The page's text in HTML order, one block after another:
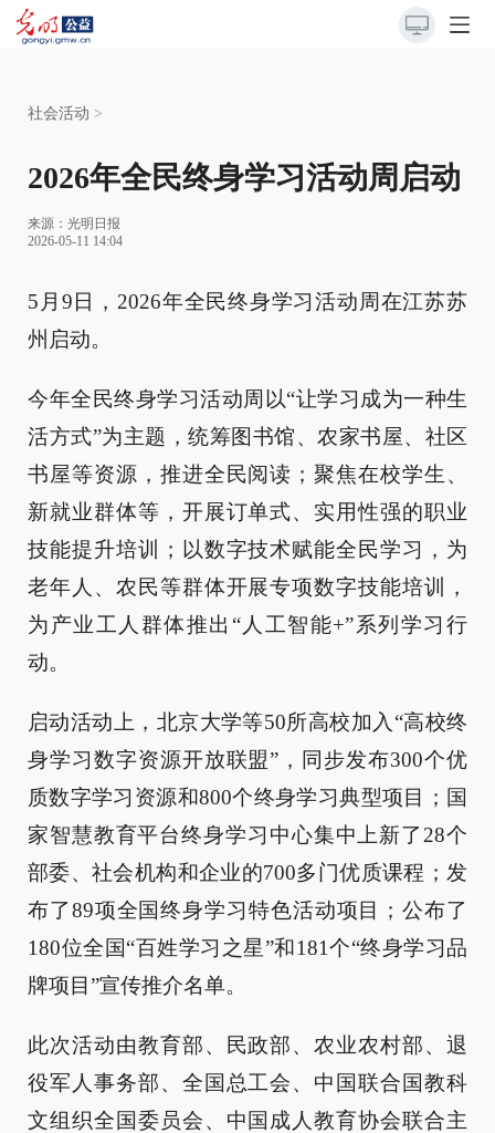
社会活动 >
2026年全民终身学习活动周启动
来源： 光明日报
2026-05-11 14:04
5月9日，2026年全民终身学习活动周在江苏苏
州启动。
今年全民终身学习活动周以“让学习成为一种生
活方式”为主题，统筹图书馆、农家书屋、社区
书屋等资源，推进全民阅读；聚焦在校学生、
新就业群体等，开展订单式、实用性强的职业
技能提升培训；以数字技术赋能全民学习，为
老年人、农民等群体开展专项数字技能培训，
为产业工人群体推出“人工智能+”系列学习行
动。
启动活动上，北京大学等50所高校加入“高校终
身学习数字资源开放联盟”，同步发布300个优
质数字学习资源和800个终身学习典型项目；国
家智慧教育平台终身学习中心集中上新了28个
部委、社会机构和企业的700多门优质课程；发
布了89项全国终身学习特色活动项目；公布了
180位全国“百姓学习之星”和181个“终身学习品
牌项目”宣传推介名单。
此次活动由教育部、民政部、农业农村部、退
役军人事务部、全国总工会、中国联合国教科
文组织全国委员会、中国成人教育协会联合主